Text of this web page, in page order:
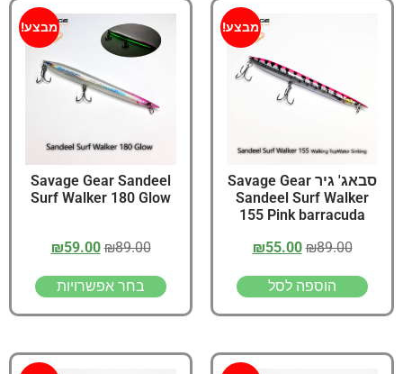
מבצע!
סבאג' גיר Savage Gear
Sandeel Surf Walker
155 Pink barracuda
₪89.00
₪55.00
הוספה לסל
מבצע!
Savage Gear Sandeel
Surf Walker 180 Glow
₪89.00
₪59.00
בחר אפשרויות